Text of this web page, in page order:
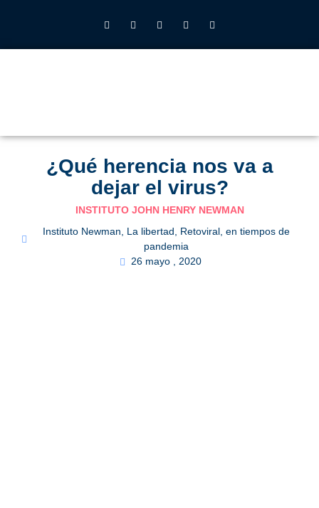
¿Qué herencia nos va a
dejar el virus?
INSTITUTO JOHN HENRY NEWMAN
Instituto Newman
La libertad
Retoviral, en tiempos de
pandemia
26 mayo , 2020